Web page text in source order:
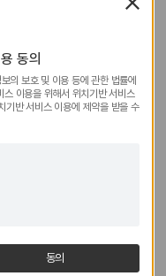
동의
의 보호 및 이용 등에 관한 법률에
스 이용을 위해서 위치기반서비스
기반 서비스 이용에 제약을 받을 수
동의